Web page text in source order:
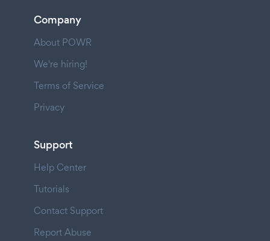
Company
About POWR
We're hiring!
Terms of Service
Privacy
Support
Help Center
Tutorials
Contact Support
Report Abuse